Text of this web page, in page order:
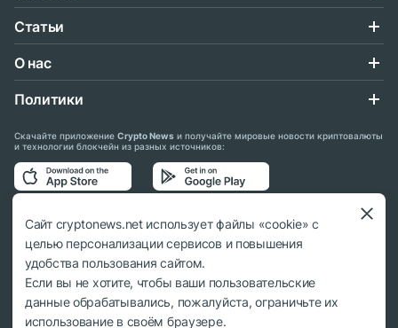
Статьи
О нас
Политики
Скачайте приложение Crypto News и получайте мировые новости криптовалюты
и технологии блокчейн из разных источников:
Подписывайтесь на нас в социальных сетях:
© 2018 - 2026 Crypto News. При использовании материалов ссылка на
cryptonews.net обязательна.
Сайт cryptonews.net использует файлы «cookie» с
целью персонализации сервисов и повышения
удобства пользования сайтом.
Если вы не хотите, чтобы ваши пользовательские
данные обрабатывались, пожалуйста, ограничьте их
использование в своём браузере.